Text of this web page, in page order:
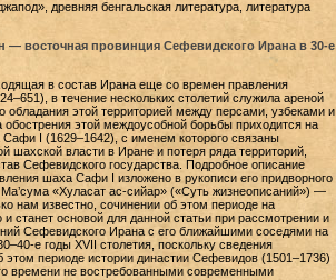
древняя бенгальская литература, литература
— восточная провинция Сефевидского Ирана в 30-е
в состав Ирана еще со времен правления
в течение нескольких столетий служила ареной
обладания этой территорией между персами, узбеками и
этой междоусобной борьбы приходится на
I (1629–1642), с именем которого связаны
шахской власти в Иране и потеря ряда территорий,
Сефевидского государства. Подробное описание
шаха Сафи I изложено в рукописи его придворного
«Хуласат ас-сийар» («Суть жизнеописаний») —
нам известно, сочинении об этом периоде на
станет основой для данной статьи при рассмотрении и
Сефевидского Ирана с его ближайшими соседями на
е годы XVII столетия, поскольку сведения
периоде истории династии Сефевидов (1501–1736)
времени не востребованными современными